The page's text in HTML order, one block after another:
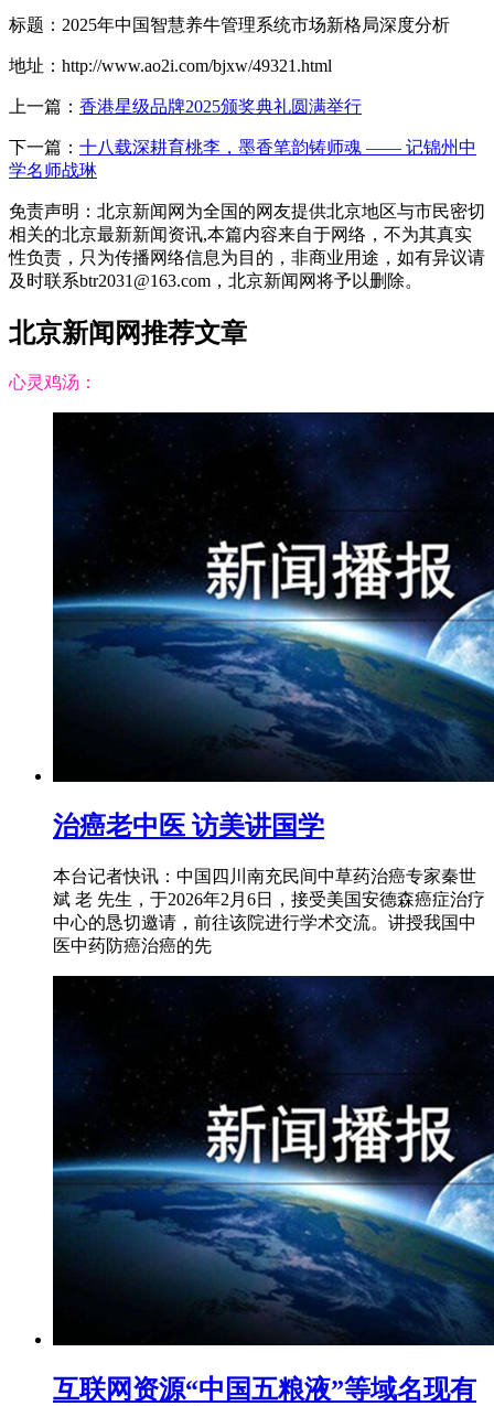
标题：2025年中国智慧养牛管理系统市场新格局深度分析
地址：http://www.ao2i.com/bjxw/49321.html
上一篇： 香港星级品牌2025颁奖典礼圆满举行
下一篇： 十八载深耕育桃李，墨香笔韵铸师魂 —— 记锦州中
学名师战琳
免责声明：北京新闻网为全国的网友提供北京地区与市民密切
相关的北京最新新闻资讯,本篇内容来自于网络，不为其真实
性负责，只为传播网络信息为目的，非商业用途，如有异议请
及时联系btr2031@163.com，北京新闻网将予以删除。
北京新闻网推荐文章
心灵鸡汤：
治癌老中医 访美讲国学
本台记者快讯：中国四川南充民间中草药治癌专家秦世
斌 老 先生，于2026年2月6日，接受美国安德森癌症治疗
中心的恳切邀请，前往该院进行学术交流。讲授我国中
医中药防癌治癌的先
互联网资源“中国五粮液”等域名现有